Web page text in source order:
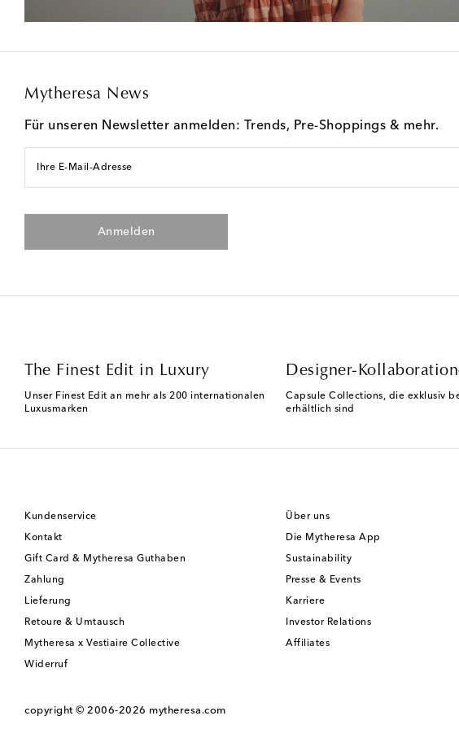
Mytheresa News
Für unseren Newsletter anmelden: Trends, Pre-Shoppings & mehr.
Ihre E-Mail-Adresse
Anmelden
The Finest Edit in Luxury
Unser Finest Edit an mehr als 200 internationalen
Luxusmarken
Designer-
Capsule Collections, die exklusiv
erhältlich sind
Kundenservice
Kontakt
Gift Card & Mytheresa Guthaben
Zahlung
Lieferung
Retoure & Umtausch
Mytheresa x Vestiaire Collective
Widerruf
Über uns
Die Mytheresa App
Sustainability
Presse & Events
Karriere
Investor Relations
Affiliates
copyright © 2006-2026 mytheresa.com